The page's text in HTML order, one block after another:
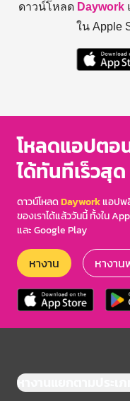
ดาวน์โหลด Daywork
ใน Apple
โหลดแอปตอ
ได้ทันทีเร็วสุด
ดาวน์โหลดDayworkแอปพ
ของเราได้แล้ววันนี้ ทั้งใน
และ Google Play
หางาน หางาน
หางานแยกตามประเภ